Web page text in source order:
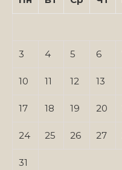
3 4 5 6
10 11 12 13
17 18 19 20
24 25 26 27
31